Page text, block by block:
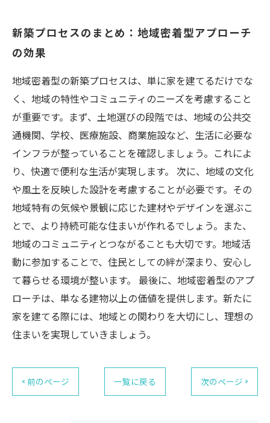
新築プロセスのまとめ：地域密着型アプローチ
の効果
地域密着型の新築プロセスは、単に家を建てるだけでな
く、地域の特性やコミュニティのニーズを考慮すること
が重要です。まず、土地選びの段階では、地域の公共交
通機関、学校、医療施設、商業施設など、生活に必要な
インフラが整っていることを確認しましょう。これによ
り、快適で便利な生活が実現します。 次に、地域の文化
や風土を反映した設計を考慮することが必要です。その
地域特有の気候や景観に応じた建材やデザインを選ぶこ
とで、より持続可能な住まいが作れるでしょう。また、
地域のコミュニティとつながることも大切です。地域活
動に参加することで、住民としての絆が深まり、安心し
て暮らせる環境が整います。 最後に、地域密着型のアプ
ローチは、単なる建物以上の価値を提供します。新たに
家を建てる際には、地域との関わりを大切にし、理想の
住まいを実現していきましょう。
< 前のページ 一覧に戻る 次のページ >